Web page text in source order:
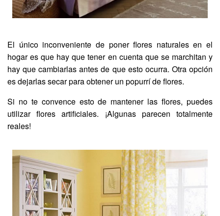
El único inconveniente de poner flores naturales en el
hogar es que hay que tener en cuenta que se marchitan y
hay que cambiarlas antes de que esto ocurra. Otra opción
es dejarlas secar para obtener un popurrí de flores.
Si no te convence esto de mantener las flores, puedes
utilizar flores artificiales. ¡Algunas parecen totalmente
reales!